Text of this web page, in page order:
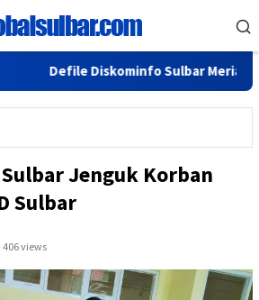
Diskominfo Sulbar Meriahkan Kick
Jenguk Korban
Sulbar
406 views